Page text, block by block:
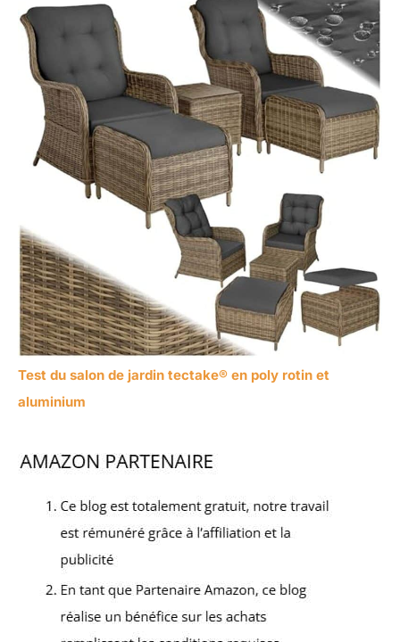
Test du salon de jardin tectake® en poly rotin et
aluminium